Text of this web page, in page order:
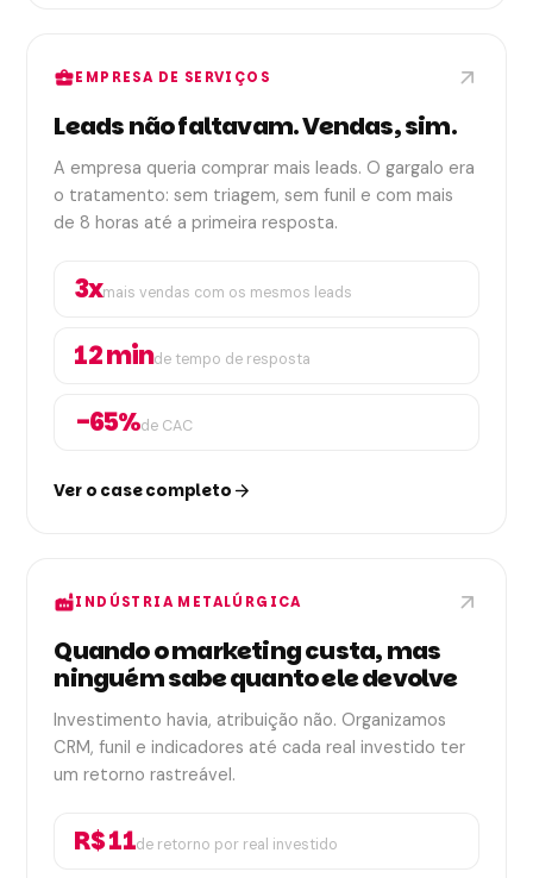
business_centerEMPRESA DE SERVIÇOS arrow_outward
Leads não faltavam. Vendas, sim.
A empresa queria comprar mais leads. O gargalo era
o tratamento: sem triagem, sem funil e com mais
de 8 horas até a primeira resposta.
3xmais vendas com os mesmos leads
12 minde tempo de resposta
-65%de CAC
Ver o case completo arrow_forward
factoryINDÚSTRIA METALÚRGICA arrow_outward
Quando o marketing custa, mas
ninguém sabe quanto ele devolve
Investimento havia, atribuição não. Organizamos
CRM, funil e indicadores até cada real investido ter
um retorno rastreável.
R$ 11de retorno por real investido